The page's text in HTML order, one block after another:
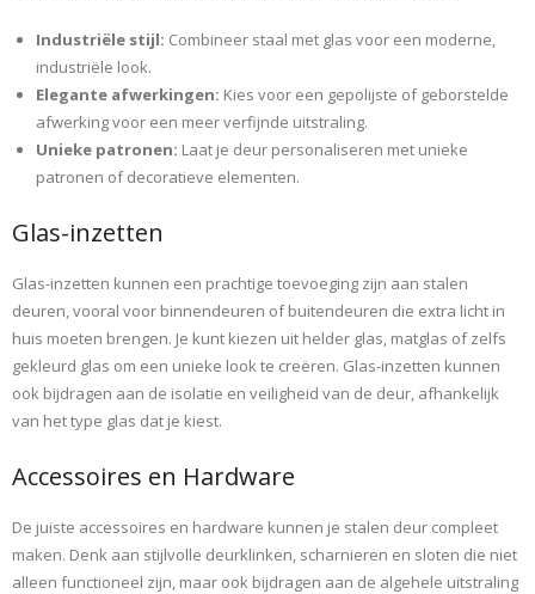
Industriële stijl: Combineer staal met glas voor een moderne,
industriële look.
Elegante afwerkingen: Kies voor een gepolijste of geborstelde
afwerking voor een meer verfijnde uitstraling.
Unieke patronen: Laat je deur personaliseren met unieke
patronen of decoratieve elementen.
Glas-inzetten
Glas-inzetten kunnen een prachtige toevoeging zijn aan stalen
deuren, vooral voor binnendeuren of buitendeuren die extra licht in
huis moeten brengen. Je kunt kiezen uit helder glas, matglas of zelfs
gekleurd glas om een unieke look te creëren. Glas-inzetten kunnen
ook bijdragen aan de isolatie en veiligheid van de deur, afhankelijk
van het type glas dat je kiest.
Accessoires en Hardware
De juiste accessoires en hardware kunnen je stalen deur compleet
maken. Denk aan stijlvolle deurklinken, scharnieren en sloten die niet
alleen functioneel zijn, maar ook bijdragen aan de algehele uitstraling